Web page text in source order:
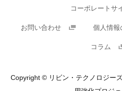
コーポレートサ
お問い合わせ 個人情報
コラム
Copyright © リビン・テクノロジ